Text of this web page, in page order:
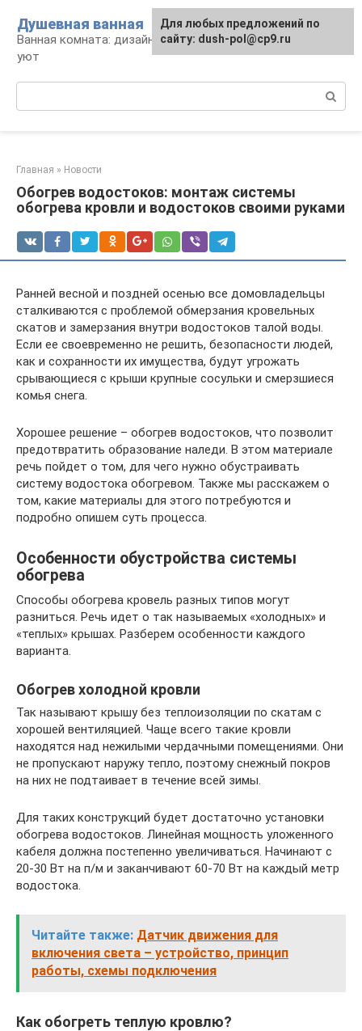
контенту
Душевная ванная
Ванная комната: дизайн, саноборудование,
уют
Главная » Новости
Обогрев водостоков: монтаж системы
обогрева кровли и водостоков своими руками
Ранней весной и поздней осенью все домовладельцы
сталкиваются с проблемой обмерзания кровельных
скатов и замерзания внутри водостоков талой воды.
Если ее своевременно не решить, безопасности людей,
как и сохранности их имущества, будут угрожать
срывающиеся с крыши крупные сосульки и смерзшиеся
комья снега.
Хорошее решение – обогрев водостоков, что позволит
предотвратить образование наледи. В этом материале
речь пойдет о том, для чего нужно обустраивать
систему водостока обогревом. Также мы расскажем о
том, какие материалы для этого потребуются и
подробно опишем суть процесса.
Особенности обустройства системы
обогрева
Способы обогрева кровель разных типов могут
разниться. Речь идет о так называемых «холодных» и
«теплых» крышах. Разберем особенности каждого
варианта.
Обогрев холодной кровли
Так называют крышу без теплоизоляции по скатам с
хорошей вентиляцией. Чаще всего такие кровли
находятся над нежилыми чердачными помещениями. Они
не пропускают наружу тепло, поэтому снежный покров
на них не подтаивает в течение всей зимы.
Для таких конструкций будет достаточно установки
обогрева водостоков. Линейная мощность уложенного
кабеля должна постепенно увеличиваться. Начинают с
20-30 Вт на п/м и заканчивают 60-70 Вт на каждый метр
водостока.
Читайте также: Датчик движения для
включения света – устройство, принцип
работы, схемы подключения
Как обогреть теплую кровлю?
Для любых предложений по
сайту: dush-pol@cp9.ru